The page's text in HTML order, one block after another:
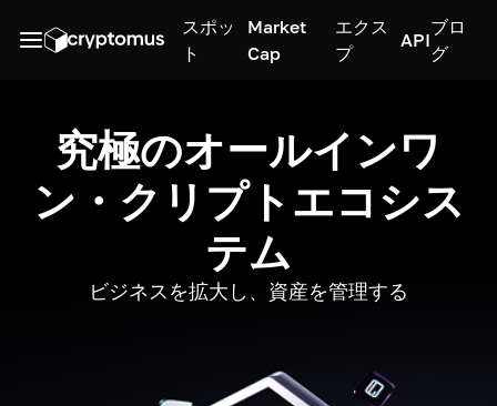
スポッ
ト
Market
Cap
エクス
プ
API
ブロ
グ
究極のオールインワ
ン・クリプトエコシス
テム
ビジネスを拡大し、資産を管理する